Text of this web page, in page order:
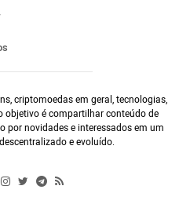
criptomoedas em geral, tecnologias,
objetivo é compartilhar conteúdo de
por novidades e interessados em um
e evoluído.